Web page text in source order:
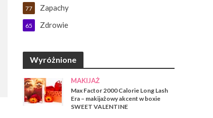
Zapachy
77
Zdrowie
65
Wyróżnione
MAKIJAŻ
Max Factor 2000 Calorie Long Lash
Era – makijażowy akcent w boxie
SWEET VALENTINE